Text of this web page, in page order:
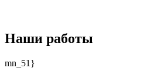
Наши работы
mn_51}